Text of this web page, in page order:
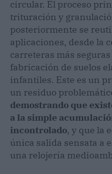
circular. El proceso
trituración y
posteriormente se
aplicaciones, desde la
carreteras más
fabricación de suelos
infantiles. Este es un
un residuo
demostrando que
a la simple
incontrolado, y que la
única salida sensata a
una relojería